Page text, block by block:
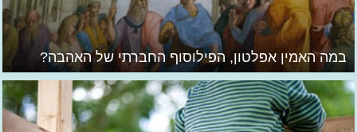
במה האמין אפלטון, הפילוסוף החברתי של האהבה?